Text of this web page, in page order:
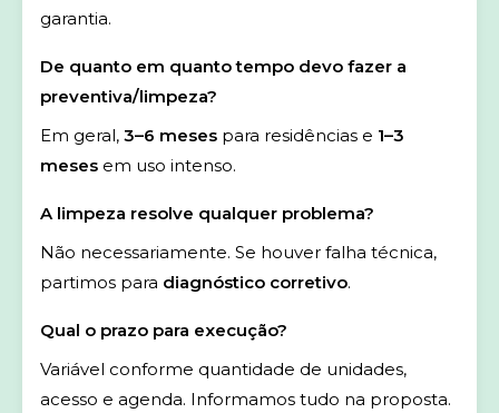
garantia.
De quanto em quanto tempo devo fazer a
preventiva/limpeza?
Em geral, 3–6 meses para residências e 1–3
meses em uso intenso.
A limpeza resolve qualquer problema?
Não necessariamente. Se houver falha técnica,
partimos para diagnóstico corretivo.
Qual o prazo para execução?
Variável conforme quantidade de unidades,
acesso e agenda. Informamos tudo na proposta.